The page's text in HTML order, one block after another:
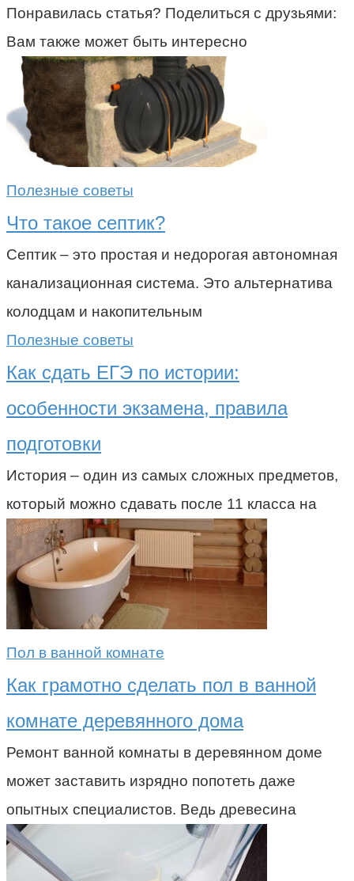
Понравилась статья? Поделиться с друзьями:
Вам также может быть интересно
Полезные советы
Что такое септик?
Септик – это простая и недорогая автономная
канализационная система. Это альтернатива
колодцам и накопительным
Полезные советы
Как сдать ЕГЭ по истории:
особенности экзамена, правила
подготовки
История – один из самых сложных предметов,
который можно сдавать после 11 класса на
Пол в ванной комнате
Как грамотно сделать пол в ванной
комнате деревянного дома
Ремонт ванной комнаты в деревянном доме
может заставить изрядно попотеть даже
опытных специалистов. Ведь древесина